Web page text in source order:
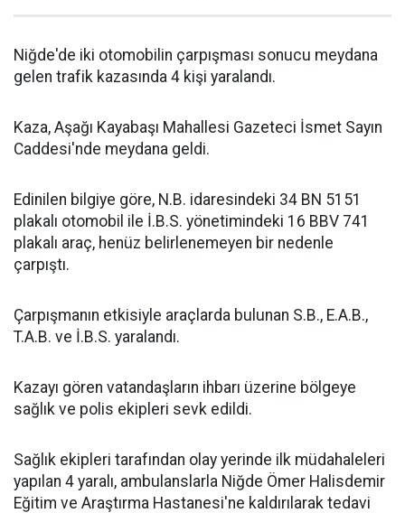
Niğde'de iki otomobilin çarpışması sonucu meydana
gelen trafik kazasında 4 kişi yaralandı.
Kaza, Aşağı Kayabaşı Mahallesi Gazeteci İsmet Sayın
Caddesi'nde meydana geldi.
Edinilen bilgiye göre, N.B. idaresindeki 34 BN 5151
plakalı otomobil ile İ.B.S. yönetimindeki 16 BBV 741
plakalı araç, henüz belirlenemeyen bir nedenle
çarpıştı.
Çarpışmanın etkisiyle araçlarda bulunan S.B., E.A.B.,
T.A.B. ve İ.B.S. yaralandı.
Kazayı gören vatandaşların ihbarı üzerine bölgeye
sağlık ve polis ekipleri sevk edildi.
Sağlık ekipleri tarafından olay yerinde ilk müdahaleleri
yapılan 4 yaralı, ambulanslarla Niğde Ömer Halisdemir
Eğitim ve Araştırma Hastanesi'ne kaldırılarak tedavi